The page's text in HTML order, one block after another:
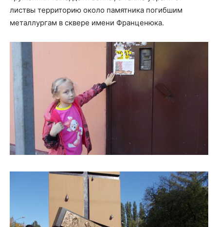
листвы территорию около памятника погибшим
металлургам в сквере имени Франценюка.